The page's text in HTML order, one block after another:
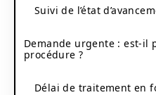
Suivi de l’état
Demande urgente : est-il
procédure ?
Délai de traitement en